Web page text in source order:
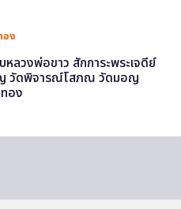
อง
หลวงพ่อขาว สักการะพระเจดีย์
วัดพิจารณ์โสภณ วัดมอญ
อง